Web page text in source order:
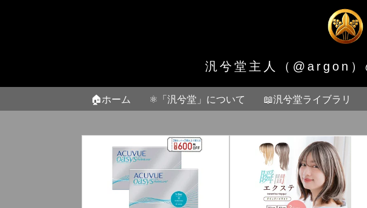
汎兮堂主人（@argon）
🏠ホーム ⚛️「汎兮堂」について 📖汎兮堂ライブラリ